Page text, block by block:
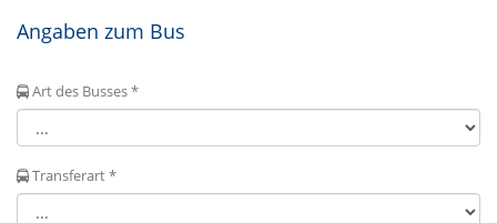
Angaben zum Bus
Art des Busses *
Transferart *